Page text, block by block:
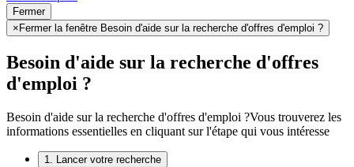
Fermer
× Fermer la fenêtre Besoin d'aide sur la recherche d'offres d'emploi ?
Besoin d'aide sur la recherche d'offres
d'emploi ?
Besoin d'aide sur la recherche d'offres d'emploi ?Vous trouverez les
informations essentielles en cliquant sur l'étape qui vous intéresse
1. Lancer votre recherche